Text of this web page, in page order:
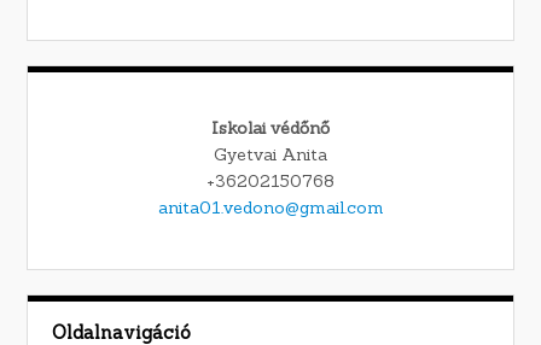
Iskolai védőnő
Gyetvai Anita
+36202150768
anita01.vedono@gmail.com
Oldalnavigáció